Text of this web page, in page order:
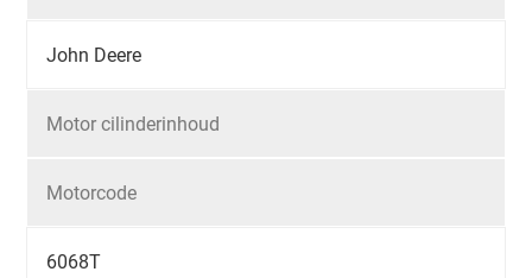
John Deere
Motor cilinderinhoud
Motorcode
6068T